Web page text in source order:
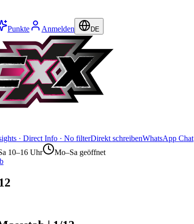
Punkte Anmelden DE
· Direct Info · No filterDirekt schreibenWhatsApp Chat
10–16 Uhr
Mo–Sa geöffnet